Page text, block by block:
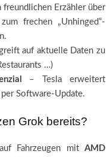
Erzähler über
frechen „Unhinged“-
auf aktuelle Daten zu
…)
– Tesla erweitert
Software-Update.
Grok bereits?
Fahrzeugen mit AMD